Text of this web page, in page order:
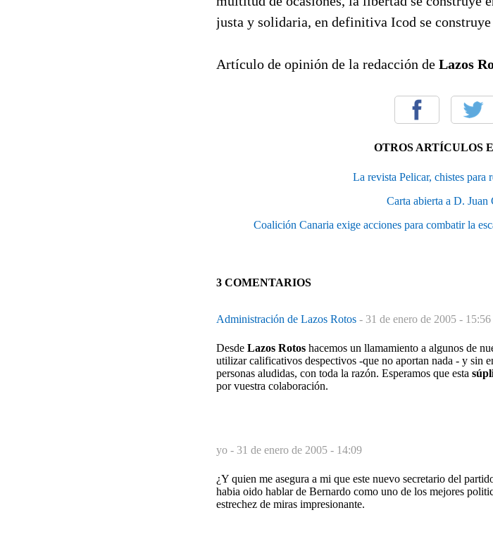
justa y solidaria, en definitiva Icod se
Artículo de opinión de la redacción de Lazos
OTROS ARTÍCULOS
La revista Pelicar, chistes para
Carta abierta a D. Juan
Coalición Canaria exige acciones para combatir la
3 COMENTARIOS
Administración de Lazos Rotos - 31 de enero de 2005 - 15:56
Desde Lazos Rotos hacemos un llamamiento a algunos de
utilizar calificativos despectivos -que no aportan nada - y sin
personas aludidas, con toda la razón. Esperamos que esta
por vuestra colaboración.
yo - 31 de enero de 2005 - 14:09
¿Y quien me asegura a mi que este nuevo secretario del
habia oido hablar de Bernardo como uno de los mejores
estrechez de miras impresionante.